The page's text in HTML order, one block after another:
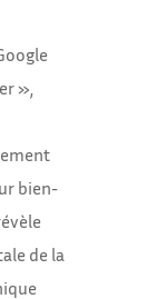
»,
bien-
de la